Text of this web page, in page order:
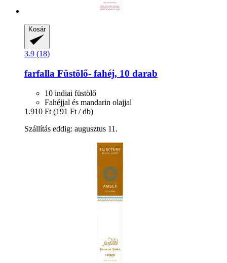
Kosár
3.9 (18)
farfalla Füstölő-​ fahéj, 10 darab
10 indiai füstölő
Fahéjjal és mandarin olajjal
1.910 Ft (191 Ft / db)
Szállítás eddig: augusztus 11.